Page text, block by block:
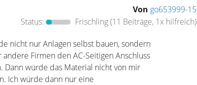
Von go653999-15
Status:
Frischling(11 Beiträge, 1x hilfreich)
nicht nur Anlagen selbst bauen, sondern
andere Firmen den AC-Seitigen Anschluss
Dann würde das Material nicht von mir
Ich würde dann nur eine